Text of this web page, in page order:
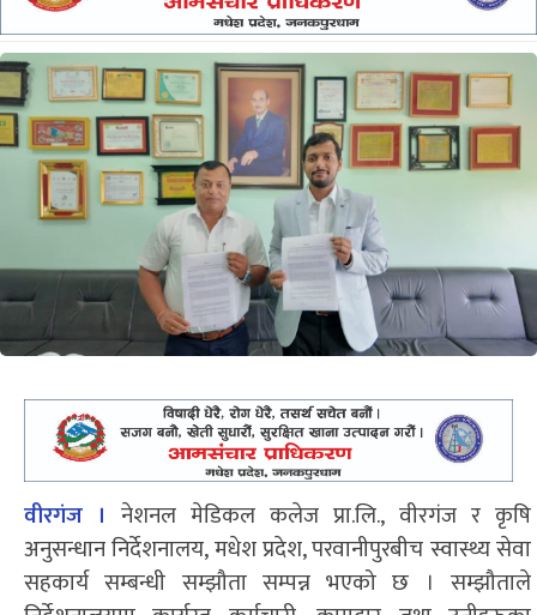
वीरगंज । नेशनल मेडिकल कलेज प्रा.लि., वीरगंज र कृषि
अनुसन्धान निर्देशनालय, मधेश प्रदेश, परवानीपुरबीच स्वास्थ्य सेवा
सहकार्य सम्बन्धी सम्झौता सम्पन्न भएको छ । सम्झौताले